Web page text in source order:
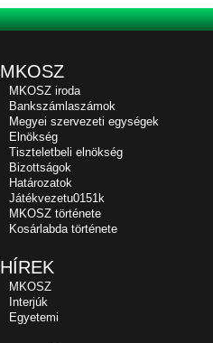
MKOSZ
MKOSZ iroda
Bankszámlaszámok
Megyei szervezeti egységek
Elnökség
Tiszteletbeli elnökség
Bizottságok
Határozatok
Játékvezetu0151k
MKOSZ története
Kosárlabda története
HÍREK
MKOSZ
Interjúk
Egyetemi